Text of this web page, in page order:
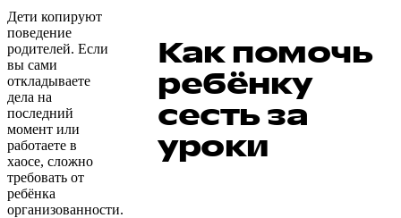
Дети копируют
поведение
родителей. Если
вы сами
откладываете
дела на
последний
момент или
работаете в
хаосе, сложно
требовать от
ребёнка
организованности.
Как помочь
ребёнку
сесть за
уроки